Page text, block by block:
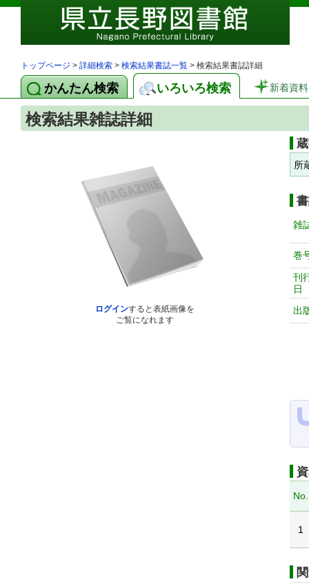
トップページ > 詳細検索 > 検索結果書誌一覧 > 検索結果書誌詳細
かんたん検索 いろいろ検索 新着資料
検索結果雑誌詳細
ログインすると表紙画像を
ご覧になれます
所
雑
巻
刊
日
出
No.
1